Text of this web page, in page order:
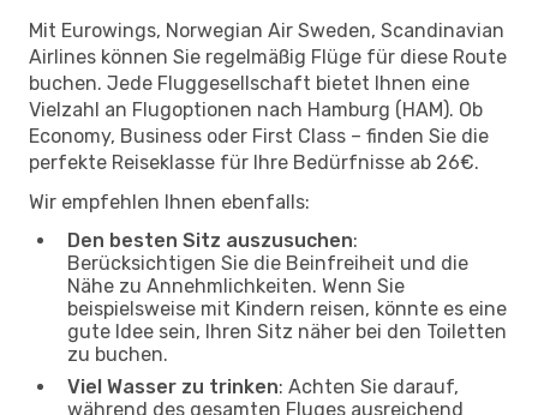
Mit Eurowings, Norwegian Air Sweden, Scandinavian
Airlines können Sie regelmäßig Flüge für diese Route
buchen. Jede Fluggesellschaft bietet Ihnen eine
Vielzahl an Flugoptionen nach Hamburg (HAM). Ob
Economy, Business oder First Class – finden Sie die
perfekte Reiseklasse für Ihre Bedürfnisse ab 26€.
Wir empfehlen Ihnen ebenfalls:
Den besten Sitz auszusuchen:
Berücksichtigen Sie die Beinfreiheit und die
Nähe zu Annehmlichkeiten. Wenn Sie
beispielsweise mit Kindern reisen, könnte es eine
gute Idee sein, Ihren Sitz näher bei den Toiletten
zu buchen.
Viel Wasser zu trinken: Achten Sie darauf,
während des gesamten Fluges ausreichend